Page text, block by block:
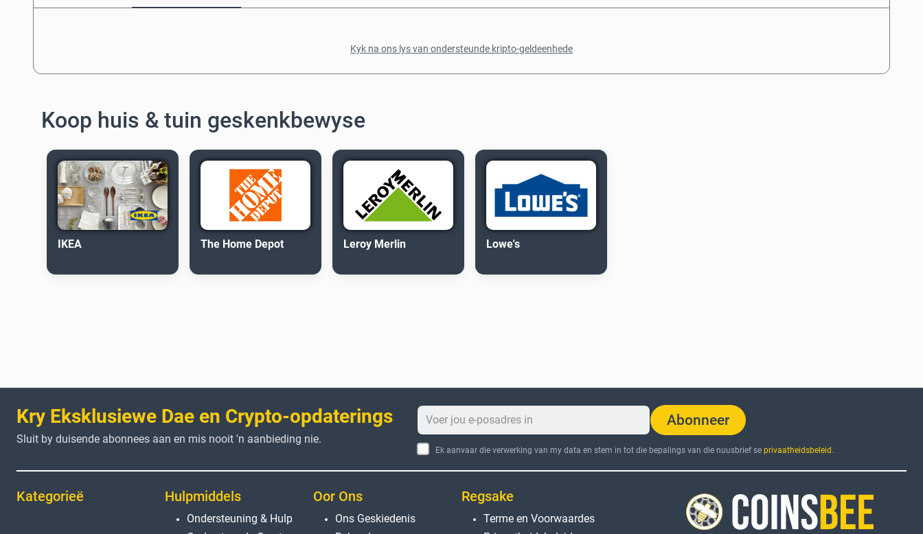
Kyk na ons lys van ondersteunde kripto-geldeenhede
Koop huis & tuin geskenkbewyse
IKEA The Home Depot Leroy Merlin Lowe's
Kry Eksklusiewe Dae en Crypto-opdaterings
Sluit by duisende abonnees aan en mis nooit 'n aanbieding nie.
Abonneer
Ek aanvaar die verwerking van my data en stem in tot die bepalings van die nuusbrief se privaatheidsbeleid .
Kategorieë Hulpmiddels
Ondersteuning & Hulp
Oor Ons
Ons Geskiedenis
Regsake
Terme en Voorwaardes